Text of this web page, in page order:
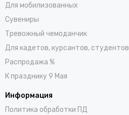
Для мобилизованных
Сувениры
Тревожный чемоданчик
Для кадетов, курсантов, студентов
Распродажа %
К празднику 9 Мая
Информация
Политика обработки ПД